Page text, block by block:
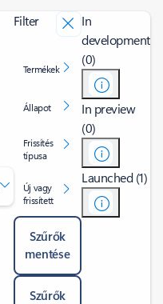
Filter
Termékek
Állapot
Frissítés
típusa
Új vagy
frissített
Szűrők
mentése
Szűrők
In
development
(0)
In preview
(0)
Launched (1)